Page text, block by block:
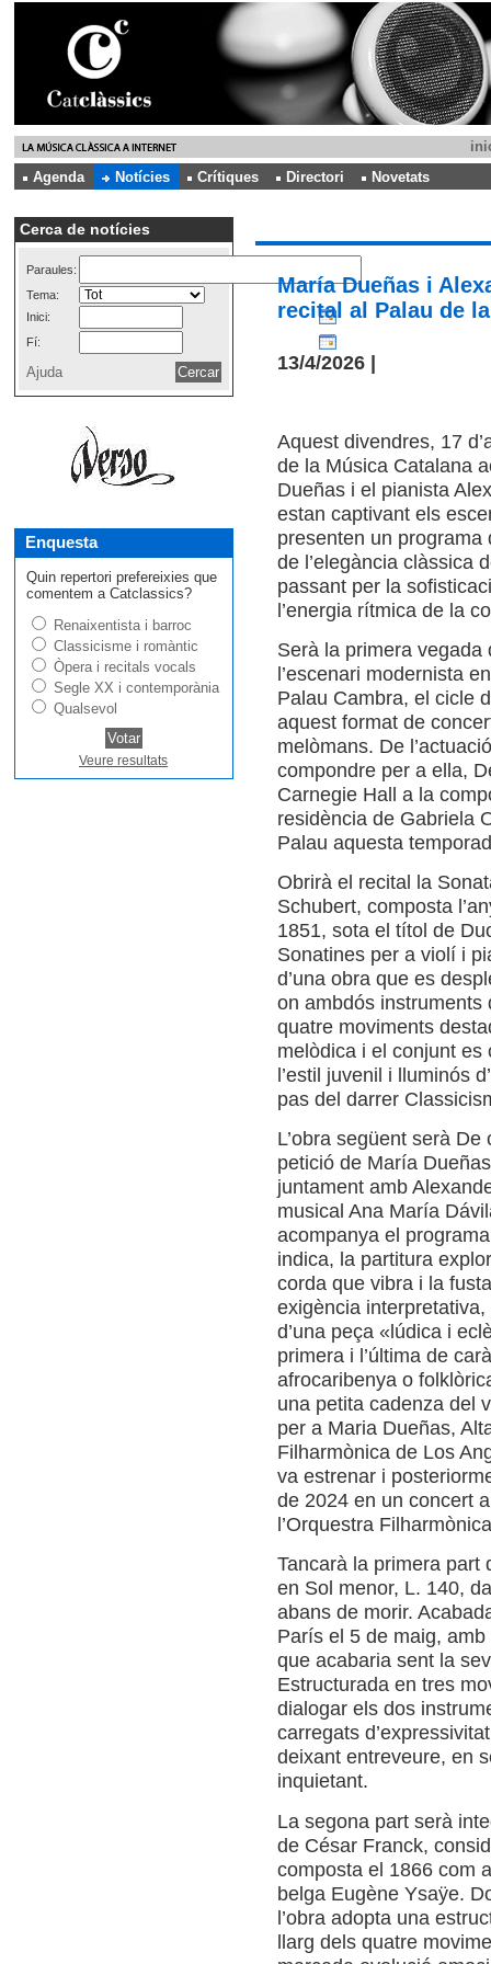
Agenda
Notícies Crítiques Directori Novetats
Cerca de notícies
Paraules:
Tema:
Inici:
Fí:
Ajuda
Enquesta
Quin repertori prefereixies que
comentem a Catclassics?
Renaixentista i barroc
Classicisme i romàntic
Òpera i recitals vocals
Segle XX i contemporània
Qualsevol
Veure resultats
María Dueñas i
recital al Palau de
13/4/2026 |
Aquest divendres, 17
de la Música Catalana
Dueñas i el pianista
estan captivant els
presenten un
de l’elegància clàssica
passant per la
l’energia rítmica de la
Serà la primera
l’escenari modernista
Palau Cambra, el cicle
aquest format de
melòmans. De
compondre per a ella,
Carnegie Hall a la
residència de Gabriela
Palau aquesta
Obrirà el recital la
Schubert, composta
1851, sota el títol de
Sonatines per a violí i
d’una obra que es
on ambdós instruments
quatre moviments
melòdica i el conjunt
l’estil juvenil i lluminós
pas del darrer
L’obra següent serà
petició de María
juntament amb
musical Ana María
acompanya el
indica, la partitura
corda que vibra i la
exigència
d’una peça «lúdica i
primera i l’última de
afrocaribenya o
una petita cadenza del
per a Maria Dueñas,
Filharmònica de Los
va estrenar i
de 2024 en un concert
l’Orquestra
Tancarà la primera part
en Sol menor, L. 140,
abans de morir.
París el 5 de maig,
que acabaria sent la
Estructurada en tres
dialogar els dos
carregats
deixant entreveure, en
inquietant.
La segona part serà
de César Franck,
composta el 1866 com
belga Eugène Ysaÿe.
l’obra adopta una
llarg dels quatre